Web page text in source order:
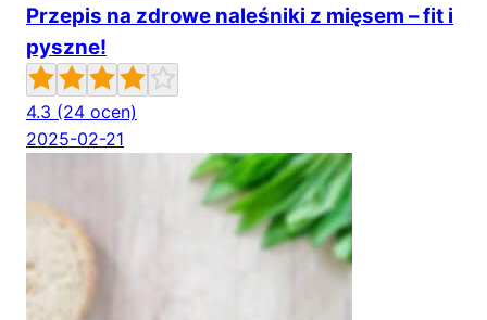
Przepis na zdrowe naleśniki z mięsem – fit i
pyszne!
4.3 (24 ocen)
2025-02-21